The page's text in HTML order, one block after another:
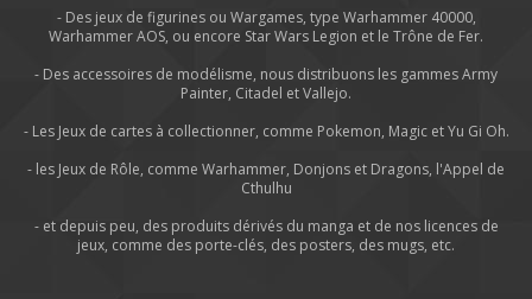
- Des jeux de figurines ou Wargames, type Warhammer 40000,
Warhammer AOS, ou encore Star Wars Legion et le Trône de Fer.
- Des accessoires de modélisme, nous distribuons les gammes Army
Painter, Citadel et Vallejo.
- Les Jeux de cartes à collectionner, comme Pokemon, Magic et Yu Gi Oh.
- les Jeux de Rôle, comme Warhammer, Donjons et Dragons, l'Appel de
Cthulhu
- et depuis peu, des produits dérivés du manga et de nos licences de
jeux, comme des porte-clés, des posters, des mugs, etc.